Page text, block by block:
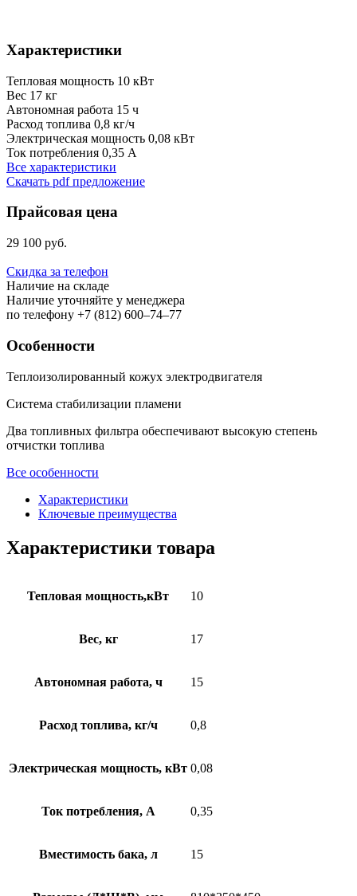
Характеристики
Тепловая мощность 10 кВт
Вес 17 кг
Автономная работа 15 ч
Расход топлива 0,8 кг/ч
Электрическая мощность 0,08 кВт
Ток потребления 0,35 А
Все характеристики
Скачать pdf предложение
Прайсовая цена
29 100 руб.
Скидка за телефон
Наличие на складе
Наличие уточняйте у менеджера
по телефону +7 (812) 600–74–77
Особенности
Теплоизолированный кожух электродвигателя
Cистема стабилизации пламени
Два топливных фильтра обеспечивают высокую степень
отчистки топлива
Все особенности
Характеристики
Ключевые преимущества
Характеристики товара
Тепловая мощность,кВт 10
Вес, кг 17
Автономная работа, ч 15
Расход топлива, кг/ч 0,8
Электрическая мощность, кВт 0,08
Ток потребления, А 0,35
Вместимость бака, л 15